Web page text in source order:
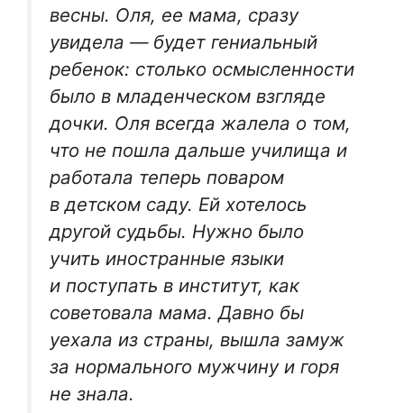
весны. Оля, ее мама, сразу
увидела — будет гениальный
ребенок: столько осмысленности
было в младенческом взгляде
дочки. Оля всегда жалела о том,
что не пошла дальше училища и
работала теперь поваром
в детском саду. Ей хотелось
другой судьбы. Нужно было
учить иностранные языки
и поступать в институт, как
советовала мама. Давно бы
уехала из страны, вышла замуж
за нормального мужчину и горя
не знала.